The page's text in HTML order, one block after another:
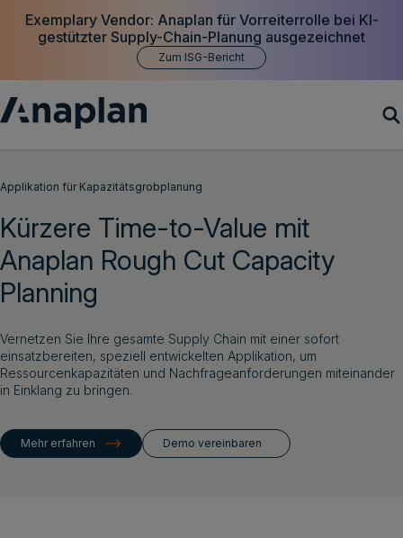
Exemplary Vendor: Anaplan für Vorreiterrolle bei KI-
gestützter Supply-Chain-Planung ausgezeichnet
Zum ISG-Bericht
Customer Success
Ressourcen
Login
Applikation für Kapazitätsgrobplanung
Kürzere Time-to-Value mit
Anaplan Rough Cut Capacity
Planning
Vernetzen Sie Ihre gesamte Supply Chain mit einer sofort
einsatzbereiten, speziell entwickelten Applikation, um
Ressourcenkapazitäten und Nachfrageanforderungen miteinander
in Einklang zu bringen.
Mehr erfahren Demo vereinbaren